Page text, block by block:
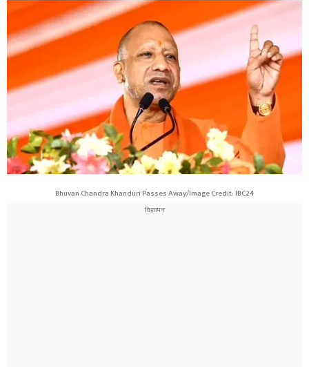
Bhuvan Chandra Khanduri Passes Away/Image Credit: IBC24